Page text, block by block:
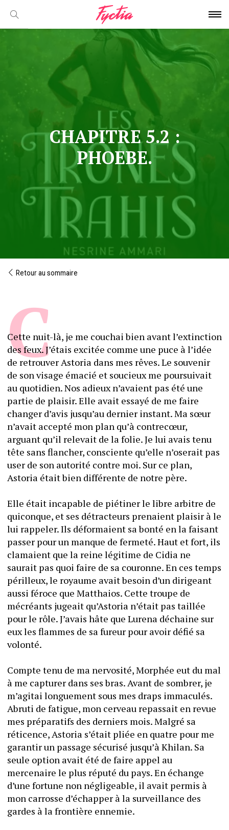
CHAPITRE 5.2 :
PHOEBE.
Retour au sommaire
Cette nuit-là, je me couchai bien avant l’extinction
des feux. J’étais excitée comme une puce à l’idée
de retrouver Astoria dans mes rêves. Le souvenir
de son visage émacié et soucieux me poursuivait
au quotidien. Nos adieux n’avaient pas été une
partie de plaisir. Elle avait essayé de me faire
changer d’avis jusqu’au dernier instant. Ma sœur
n’avait accepté mon plan qu’à contrecœur,
arguant qu’il relevait de la folie. Je lui avais tenu
tête sans flancher, consciente qu’elle n’oserait pas
user de son autorité contre moi. Sur ce plan,
Astoria était bien différente de notre père.
Elle était incapable de piétiner le libre arbitre de
quiconque, et ses détracteurs prenaient plaisir à le
lui rappeler. Ils déformaient sa bonté en la faisant
passer pour un manque de fermeté. Haut et fort, ils
clamaient que la reine légitime de Cidia ne
saurait pas quoi faire de sa couronne. En ces temps
périlleux, le royaume avait besoin d’un dirigeant
aussi féroce que Matthaios. Cette troupe de
mécréants jugeait qu’Astoria n’était pas taillée
pour le rôle. J’avais hâte que Lurena déchaine sur
eux les flammes de sa fureur pour avoir défié sa
Compte tenu de ma nervosité, Morphée eut du mal
à me capturer dans ses bras. Avant de sombrer, je
m’agitai longuement sous mes draps immaculés.
Abruti de fatigue, mon cerveau repassait en revue
mes préparatifs des derniers mois. Malgré sa
réticence, Astoria s’était pliée en quatre pour me
garantir un passage sécurisé jusqu’à Khilan. Sa
seule option avait été de faire appel au
mercenaire le plus réputé du pays. En échange
d’une fortune non négligeable, il avait permis à
mon carrosse d’échapper à la surveillance des